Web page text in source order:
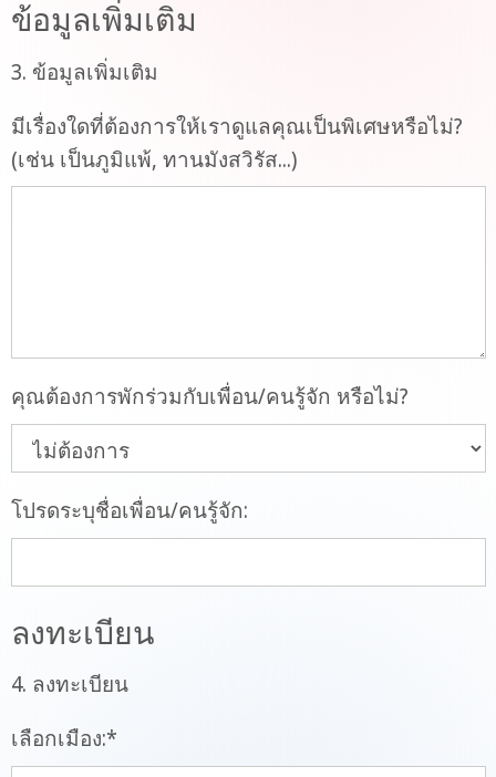
ข้อมูลเพิ่มเติม
3. ข้อมูลเพิ่มเติม
มีเรื่องใดที่ต้องการให้เราดูแลคุณเป็นพิเศษหรือไม่?
(เช่น เป็นภูมิแพ้, ทานมังสวิรัส...)
คุณต้องการพักร่วมกับเพื่อน/คนรู้จัก หรือไม่?
โปรดระบุชื่อเพื่อน/คนรู้จัก:
ลงทะเบียน
4. ลงทะเบียน
เลือกเมือง:*